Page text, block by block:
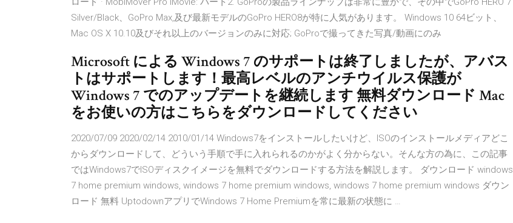
Silver/Black、GoPro Max,及び最新モデルのGoPro HERO8が特に人気があります。 Windows 10 64ビット、
Mac OS X 10.10及びそれ以上のバージョンのみに対応; GoProで撮ってきた写真/動画にのみ
Microsoft による Windows 7 のサポートは終了しましたが、アバス
トはサポートします！最高レベルのアンチウイルス保護が
Windows 7 でのアップデートを継続します 無料ダウンロード Mac
をお使いの方はこちらをダウンロードしてください
2020/07/09 2020/02/14 2010/01/14 Windows7をインストールしたいけど、ISOのインストールメディアどこ
からダウンロードして、どういう手順で手に入れられるのかがよく分からない。そんな方の為に、この記事
ではWindows7でISOディスクイメージを無料でダウンロードする方法を解説します。 ダウンロード windows
7 home premium windows, windows 7 home premium windows, windows 7 home premium windows ダウン
ロード 無料 UptodownアプリでWindows 7 Home Premiumを常に最新の状態に …